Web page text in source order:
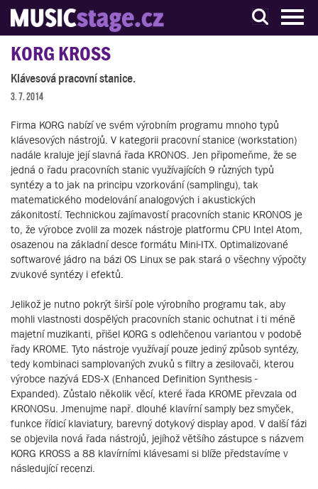
S muzikanty pro muzikanty
KORG KROSS
Klávesová pracovní stanice.
3. 7. 2014
Firma KORG nabízí ve svém výrobním programu mnoho typů
klávesových nástrojů. V kategorii pracovní stanice (workstation)
nadále kraluje její slavná řada KRONOS. Jen připomeňme, že se
jedná o řadu pracovních stanic využívajících 9 různých typů
syntézy a to jak na principu vzorkování (samplingu), tak
matematického modelování analogových i akustických
zákonitostí. Technickou zajímavostí pracovních stanic KRONOS je
to, že výrobce zvolil za mozek nástroje platformu CPU Intel Atom,
osazenou na základní desce formátu Mini-ITX. Optimalizované
softwarové jádro na bázi OS Linux se pak stará o všechny výpočty
zvukové syntézy i efektů.
Jelikož je nutno pokrýt širší pole výrobního programu tak, aby
mohli vlastnosti dospělých pracovních stanic ochutnat i ti méně
majetní muzikanti, přišel KORG s odlehčenou variantou v podobě
řady KROME. Tyto nástroje využívají pouze jediný způsob syntézy,
tedy kombinaci samplovaných zvuků s filtry a zesilovači, kterou
výrobce nazývá EDS-X (Enhanced Definition Synthesis -
Expanded). Zůstalo několik věcí, které řada KROME převzala od
KRONOSu. Jmenujme např. dlouhé klavírní samply bez smyček,
funkce řídicí klaviatury, barevný dotykový display apod. V další fázi
se objevila nová řada nástrojů, jejíhož většího zástupce s názvem
KORG KROSS a 88 klavírními klávesami si blíže představíme v
následující recenzi.